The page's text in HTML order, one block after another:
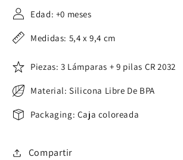
Edad: +0 meses
Medidas: 5,4 x 9,4 cm
Piezas: 3 Lámparas + 9 pilas CR 2032
Material: Silicona Libre De BPA
Packaging: Caja coloreada
Compartir